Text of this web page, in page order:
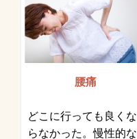
腰痛
どこに行っても良くな
らなかった。慢性的な